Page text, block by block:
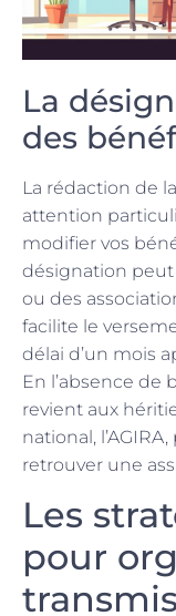
La
des
La rédaction de
attention
modifier vos
désignation
ou des
facilite le
délai d’un mois
En l’absence de
revient aux
national,
retrouver une
Les
pour